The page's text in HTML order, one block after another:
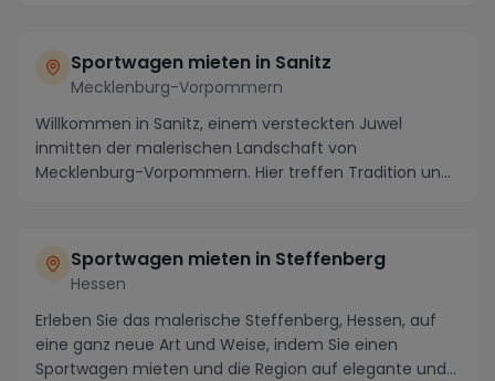
Sportwagen mieten in Sanitz
Mecklenburg-Vorpommern
Willkommen in Sanitz, einem versteckten Juwel
inmitten der malerischen Landschaft von
Mecklenburg-Vorpommern. Hier treffen Tradition und
Sportwagen mieten in Steffenberg
Hessen
Erleben Sie das malerische Steffenberg, Hessen, auf
eine ganz neue Art und Weise, indem Sie einen
Sportwagen mieten und die Region auf elegante und